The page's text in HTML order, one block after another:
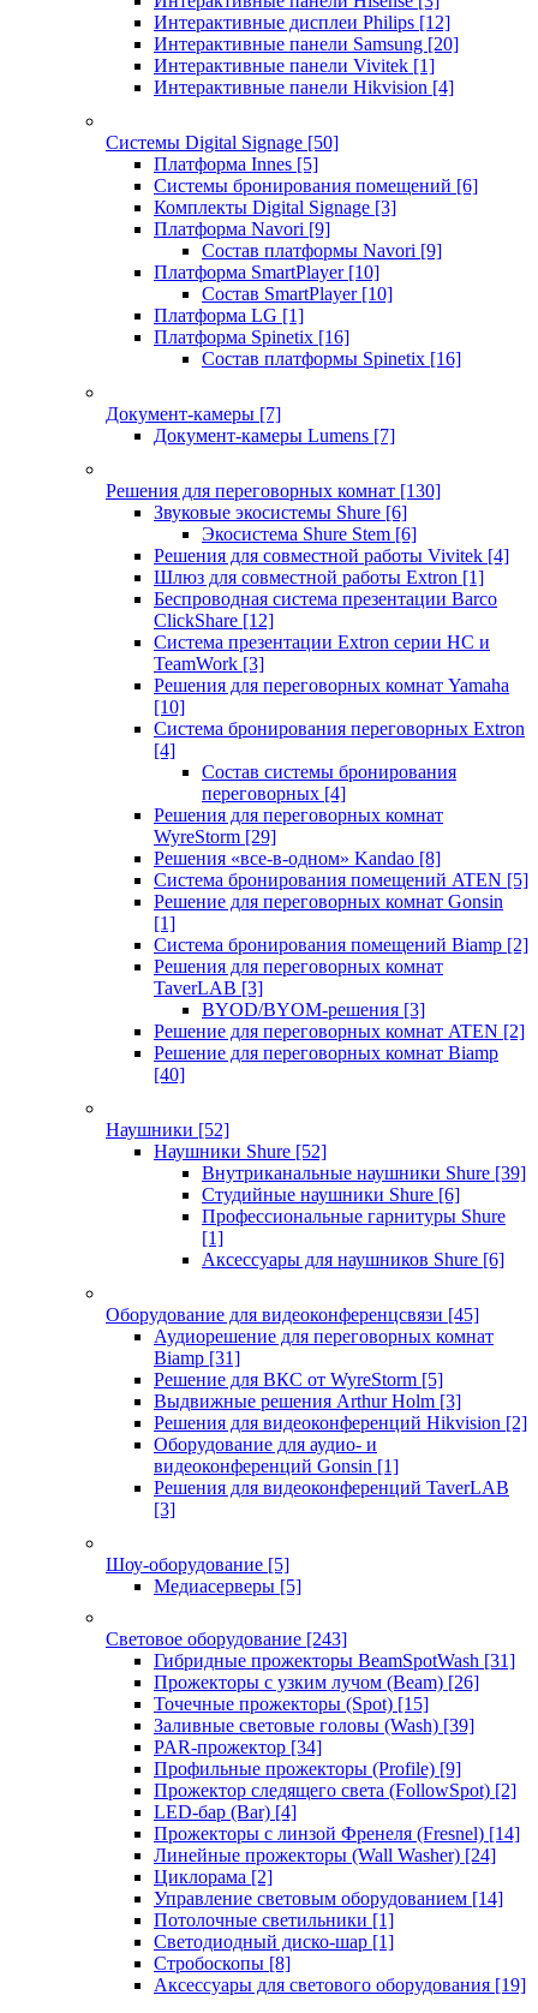
Интерактивные дисплеи Philips [12]
Интерактивные панели Samsung [20]
Интерактивные панели Vivitek [1]
Интерактивные панели Hikvision [4]
Системы Digital Signage [50]
Платформа Innes [5]
Системы бронирования помещений [6]
Комплекты Digital Signage [3]
Платформа Navori [9]
Состав платформы Navori [9]
Платформа SmartPlayer [10]
Состав SmartPlayer [10]
Платформа LG [1]
Платформа Spinetix [16]
Состав платформы Spinetix [16]
Документ-камеры [7]
Документ-камеры Lumens [7]
Решения для переговорных комнат [130]
Звуковые экосистемы Shure [6]
Экосистема Shure Stem [6]
Решения для совместной работы Vivitek [4]
Шлюз для совместной работы Extron [1]
Беспроводная система презентации Barco
ClickShare [12]
Система презентации Extron серии HC и
TeamWork [3]
Решения для переговорных комнат Yamaha
[10]
Система бронирования переговорных Extron
[4]
Состав системы бронирования
переговорных [4]
Решения для переговорных комнат
WyreStorm [29]
Решения «все-в-одном» Kandao [8]
Система бронирования помещений ATEN [5]
Решение для переговорных комнат Gonsin
[1]
Система бронирования помещений Biamp [2]
Решения для переговорных комнат
TaverLAB [3]
BYOD/BYOM-решения [3]
Решение для переговорных комнат ATEN [2]
Решение для переговорных комнат Biamp
[40]
Наушники [52]
Наушники Shure [52]
Внутриканальные наушники Shure [39]
Студийные наушники Shure [6]
Профессиональные гарнитуры Shure
[1]
Аксессуары для наушников Shure [6]
Оборудование для видеоконференцсвязи [45]
Аудиорешение для переговорных комнат
Biamp [31]
Решение для ВКС от WyreStorm [5]
Выдвижные решения Arthur Holm [3]
Решения для видеоконференций Hikvision [2]
Оборудование для аудио- и
видеоконференций Gonsin [1]
Решения для видеоконференций TaverLAB
[3]
Шоу-оборудование [5]
Медиасерверы [5]
Световое оборудование [243]
Гибридные прожекторы BeamSpotWash [31]
Прожекторы с узким лучом (Beam) [26]
Точечные прожекторы (Spot) [15]
Заливные световые головы (Wash) [39]
PAR-прожектор [34]
Профильные прожекторы (Profile) [9]
Прожектор следящего света (FollowSpot) [2]
LED-бар (Bar) [4]
Прожекторы с линзой Френеля (Fresnel) [14]
Линейные прожекторы (Wall Washer) [24]
Циклорама [2]
Управление световым оборудованием [14]
Потолочные светильники [1]
Светодиодный диско-шар [1]
Стробоскопы [8]
Аксессуары для светового оборудования [19]